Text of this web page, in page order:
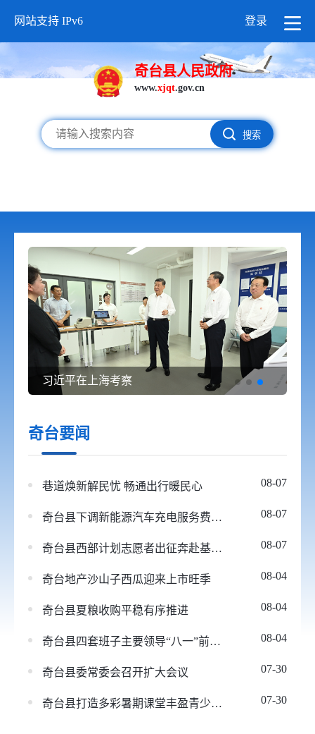
网站支持 IPv6 登录
奇台县人民政府
www.xjqt.gov.cn
搜索
习近平在上海考察
奇台要闻
巷道焕新解民忧 畅通出行暖民心 08-07
奇台县下调新能源汽车充电服务费超30% 08-07
奇台县西部计划志愿者出征奔赴基层一线 08-07
奇台地产沙山子西瓜迎来上市旺季 08-04
奇台县夏粮收购平稳有序推进 08-04
奇台县四套班子主要领导“八一”前夕走访慰问驻县部队官兵 08-04
奇台县委常委会召开扩大会议 07-30
奇台县打造多彩暑期课堂丰盈青少年假期生活 07-30